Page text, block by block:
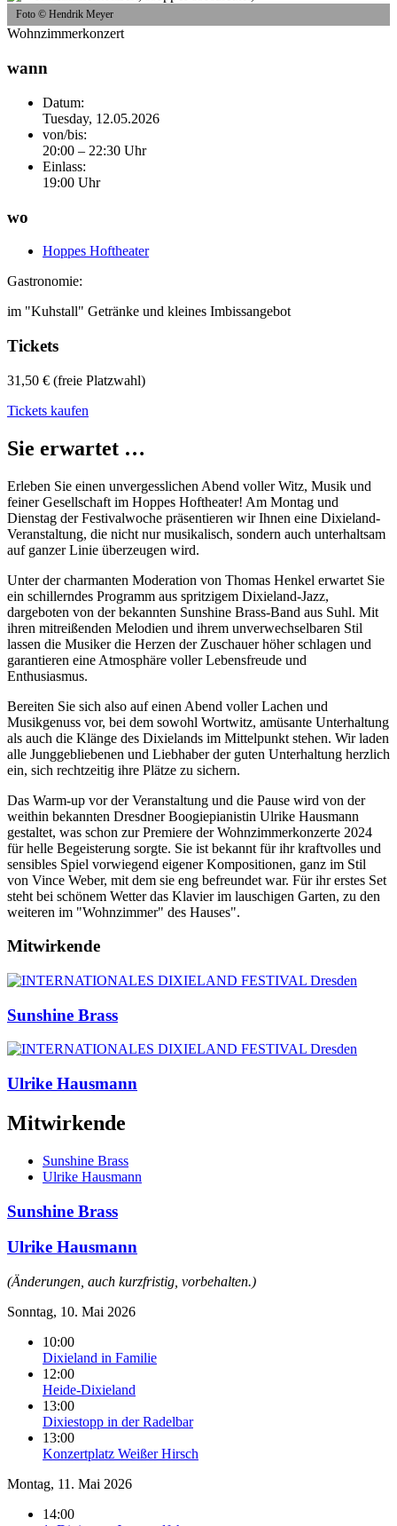
Foto © Hendrik Meyer
Wohnzimmerkonzert
wann
Datum:
Tuesday, 12.05.2026
von/bis:
20:00 – 22:30 Uhr
Einlass:
19:00 Uhr
wo
Hoppes Hoftheater
Gastronomie:
im "Kuhstall" Getränke und kleines Imbissangebot
Tickets
31,50 € (freie Platzwahl)
Tickets kaufen
Sie erwartet …
Erleben Sie einen unvergesslichen Abend voller Witz, Musik und
feiner Gesellschaft im Hoppes Hoftheater! Am Montag und
Dienstag der Festivalwoche präsentieren wir Ihnen eine Dixieland-
Veranstaltung, die nicht nur musikalisch, sondern auch unterhaltsam
auf ganzer Linie überzeugen wird.
Unter der charmanten Moderation von Thomas Henkel erwartet Sie
ein schillerndes Programm aus spritzigem Dixieland-Jazz,
dargeboten von der bekannten Sunshine Brass-Band aus Suhl. Mit
ihren mitreißenden Melodien und ihrem unverwechselbaren Stil
lassen die Musiker die Herzen der Zuschauer höher schlagen und
garantieren eine Atmosphäre voller Lebensfreude und
Enthusiasmus.
Bereiten Sie sich also auf einen Abend voller Lachen und
Musikgenuss vor, bei dem sowohl Wortwitz, amüsante Unterhaltung
als auch die Klänge des Dixielands im Mittelpunkt stehen. Wir laden
alle Junggebliebenen und Liebhaber der guten Unterhaltung herzlich
ein, sich rechtzeitig ihre Plätze zu sichern.
Das Warm-up vor der Veranstaltung und die Pause wird von der
weithin bekannten Dresdner Boogiepianistin Ulrike Hausmann
gestaltet, was schon zur Premiere der Wohnzimmerkonzerte 2024
für helle Begeisterung sorgte. Sie ist bekannt für ihr kraftvolles und
sensibles Spiel vorwiegend eigener Kompositionen, ganz im Stil
von Vince Weber, mit dem sie eng befreundet war. Für ihr erstes Set
steht bei schönem Wetter das Klavier im lauschigen Garten, zu den
weiteren im "Wohnzimmer" des Hauses".
Mitwirkende
Sunshine Brass
Ulrike Hausmann
Mitwirkende
Sunshine Brass
Ulrike Hausmann
Sunshine Brass
Ulrike Hausmann
(Änderungen, auch kurzfristig, vorbehalten.)
Sonntag, 10. Mai 2026
10:00
Dixieland in Familie
12:00
Heide-Dixieland
13:00
Dixiestopp in der Radelbar
13:00
Konzertplatz Weißer Hirsch
Montag, 11. Mai 2026
14:00